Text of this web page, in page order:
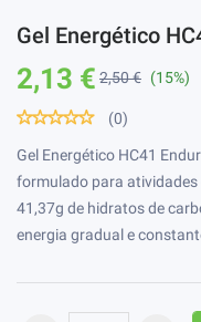
Gel Energético
2,13 € 2,50 € (15%)
(0)
Gel Energético HC41
formulado para
41,37g de hidratos de
energia gradual e